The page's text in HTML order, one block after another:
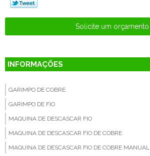
Solicite um orçamento
INFORMAÇÕES
GARIMPO DE COBRE
GARIMPO DE FIO
MAQUINA DE DESCASCAR FIO
MAQUINA DE DESCASCAR FIO DE COBRE
MAQUINA DE DESCASCAR FIO DE COBRE MANUAL